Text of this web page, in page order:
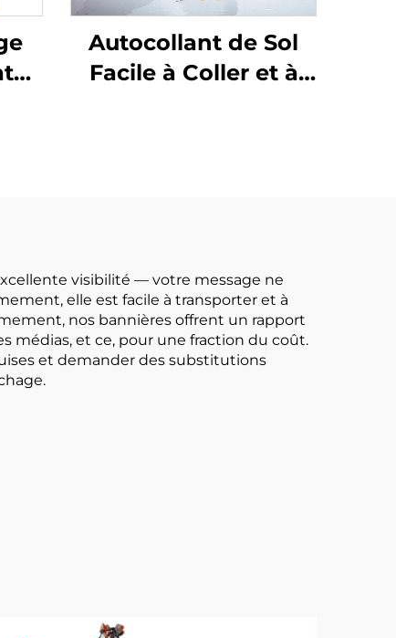
Autocollant de Sol
Facile à Coller et à
visibilité — votre message ne
elle est facile à transporter et à
nos bannières offrent un rapport
médias, et ce, pour une fraction du coût.
et demander des substitutions